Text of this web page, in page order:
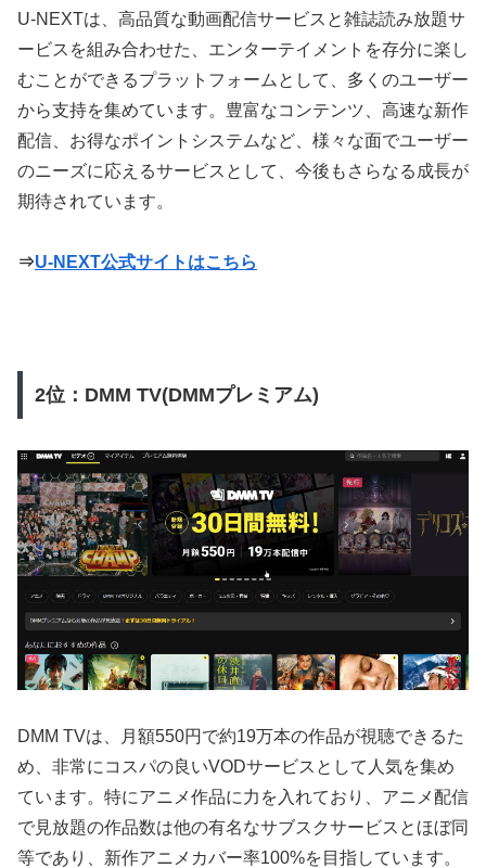
U-NEXTは、高品質な動画配信サービスと雑誌読み放題サ
ービスを組み合わせた、エンターテイメントを存分に楽し
むことができるプラットフォームとして、多くのユーザー
から支持を集めています。豊富なコンテンツ、高速な新作
配信、お得なポイントシステムなど、様々な面でユーザー
のニーズに応えるサービスとして、今後もさらなる成長が
期待されています。
⇒U-NEXT公式サイトはこちら
2位：DMM TV(DMMプレミアム)
DMM TVは、月額550円で約19万本の作品が視聴できるた
め、非常にコスパの良いVODサービスとして人気を集め
ています。特にアニメ作品に力を入れており、アニメ配信
で見放題の作品数は他の有名なサブスクサービスとほぼ同
等であり、新作アニメカバー率100%を目指しています。